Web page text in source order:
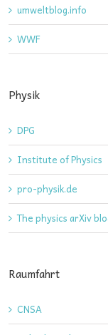
umweltblog.info
WWF
Physik
DPG
Institute of Physics
pro-physik.de
The physics arXiv
Raumfahrt
CNSA